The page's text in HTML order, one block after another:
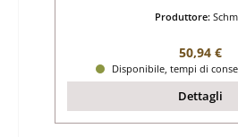
Produttore:
Prezzo
50,94 €
Disponibile, tempi di
Dettagli